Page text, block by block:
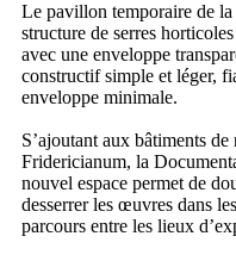
Le pavillon temporaire de la
structure de serres
avec une enveloppe
constructif simple et léger,
enveloppe minimale.
S’ajoutant aux bâtiments
Fridericianum, la
nouvel espace permet de
desserrer les œuvres dans
parcours entre les lieux